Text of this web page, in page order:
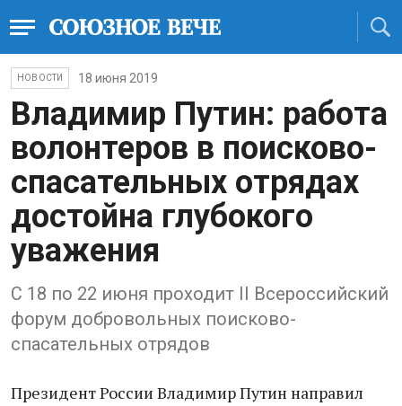
НОВОСТИ 18 июня 2019
Владимир Путин: работа
волонтеров в поисково-
спасательных отрядах
достойна глубокого
уважения
С 18 по 22 июня проходит II Всероссийский
форум добровольных поисково-
спасательных отрядов
Президент России Владимир Путин направил